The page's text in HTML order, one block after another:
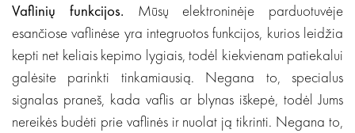
Vaflinių funkcijos. Mūsų elektroninėje parduotuvėje
esančiose vaflinėse yra integruotos funkcijos, kurios leidžia
kepti net keliais kepimo lygiais, todėl kiekvienam patiekalui
galėsite parinkti tinkamiausią. Negana to, specialus
signalas praneš, kada vaflis ar blynas iškepė, todėl Jums
nereikės budėti prie vaflinės ir nuolat ją tikrinti. Negana to,